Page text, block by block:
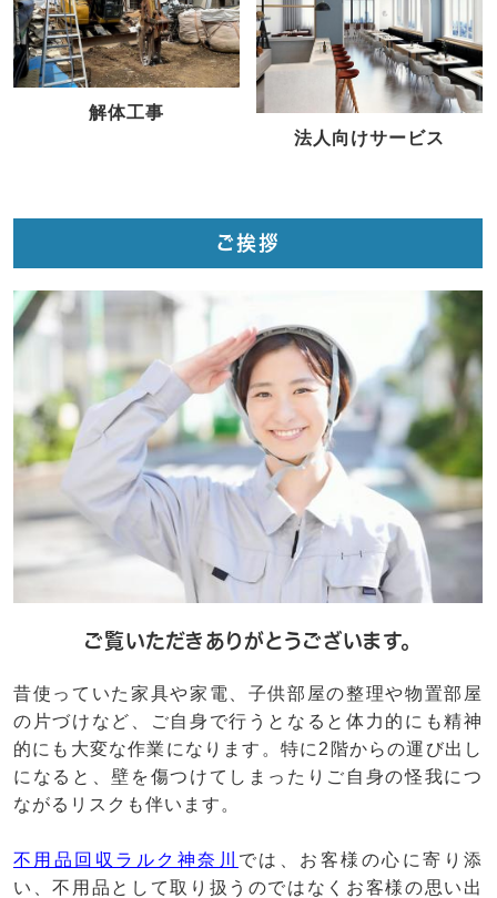
解体工事
法人向けサービス
ご挨拶
ご覧いただきありがとうございます。
昔使っていた家具や家電、子供部屋の整理や物置部屋
の片づけなど、ご自身で行うとなると体力的にも精神
的にも大変な作業になります。特に2階からの運び出し
になると、壁を傷つけてしまったりご自身の怪我につ
ながるリスクも伴います。
不用品回収ラルク神奈川 では、お客様の心に寄り添
い、不用品として取り扱うのではなくお客様の思い出